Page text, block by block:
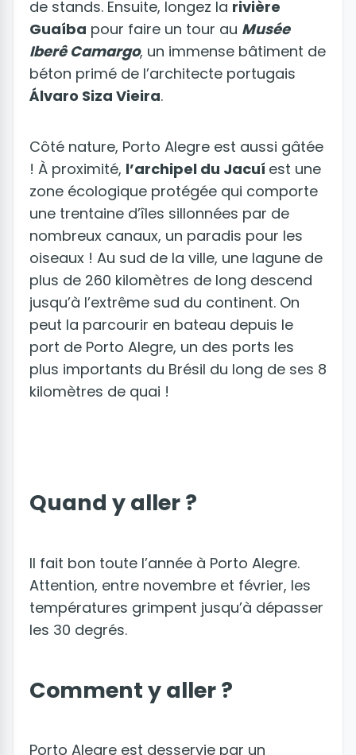
de stands. Ensuite, longez la rivière
Guaíba pour faire un tour au Musée
Iberê Camargo, un immense bâtiment de
béton primé de l’architecte portugais
Álvaro Siza Vieira.
Côté nature, Porto Alegre est aussi gâtée
! À proximité, l’archipel du Jacuí est une
zone écologique protégée qui comporte
une trentaine d’îles sillonnées par de
nombreux canaux, un paradis pour les
oiseaux ! Au sud de la ville, une lagune de
plus de 260 kilomètres de long descend
jusqu’à l’extrême sud du continent. On
peut la parcourir en bateau depuis le
port de Porto Alegre, un des ports les
plus importants du Brésil du long de ses 8
kilomètres de quai !
Quand y aller ?
Il fait bon toute l’année à Porto Alegre.
Attention, entre novembre et février, les
températures grimpent jusqu’à dépasser
les 30 degrés.
Comment y aller ?
Porto Alegre est desservie par un